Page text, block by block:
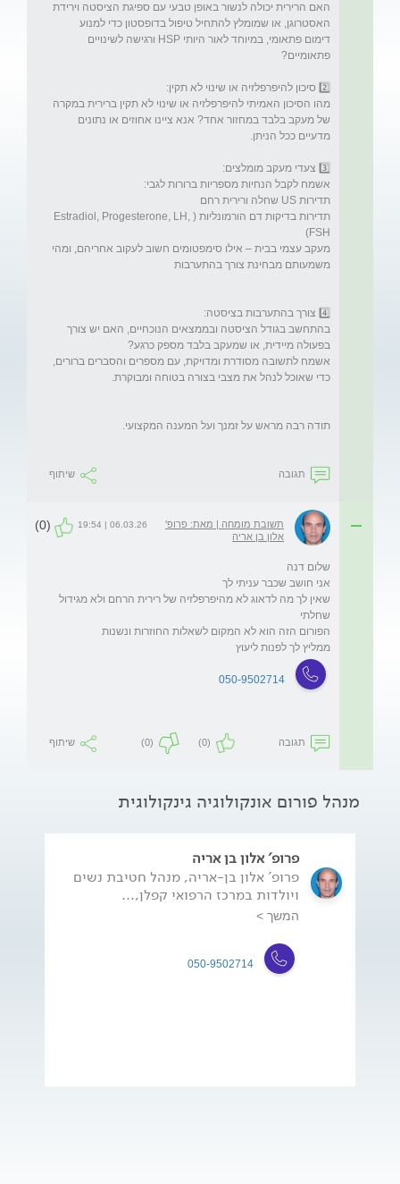
האם הרירית יכולה לנשור באופן טבעי עם ספיגת הציסטה וירידת
האסטרוגן, או שמומלץ להתחיל טיפול בדופסטון כדי למנוע
דימום פתאומי, במיוחד לאור היותי HSP ורגישה לשינויים
מהו הסיכון האמיתי להיפרפלזיה או שינוי לא תקין ברירית במקרה
של מעקב בלבד במחזור אחד? אנא ציינו אחוזים או נתונים
תדירות בדיקות דם הורמונליות (Estradiol, Progesterone, LH,
מעקב עצמי בבית – אילו סימפטומים חשוב לעקוב אחריהם, ומהי
בהתחשב בגודל הציסטה ובממצאים הנוכחיים, האם יש צורך
אשמח לתשובה מסודרת ומדויקת, עם מספרים והסברים ברורים,
תגובה שיתוף
תשובת מומחה | מאת: פרופ'
אלון בן אריה
06.03.26 | 19:54
(0)
שאין לך מה לדאוג לא מהיפרפלזיה של רירית הרחם ולא מגידול
ממליץ לך לפנות ליעוץ
050-9502714
תגובה (0)
(0) שיתוף
מנהל פורום אונקולוגיה גינקולוגית
פרופ' אלון בן אריה
פרופ' אלון בן-אריה, מנהל חטיבת נשים
ויולדות במרכז הרפואי קפלן,...
המשך >
050-9502714